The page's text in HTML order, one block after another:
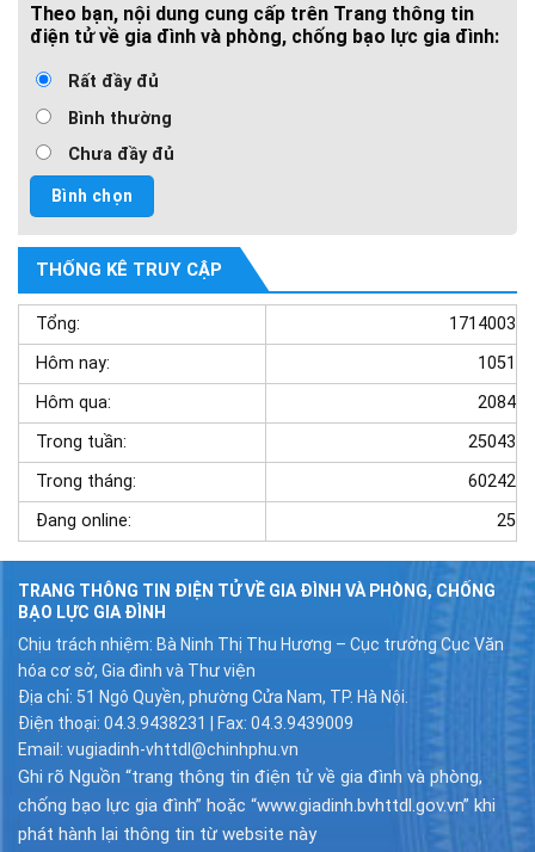
Theo bạn, nội dung cung cấp trên Trang thông tin
điện tử về gia đình và phòng, chống bạo lực gia đình:
Rất đầy đủ
Bình thường
Chưa đầy đủ
THỐNG KÊ TRUY CẬP
Tổng:
1714003
Hôm nay:
1051
Hôm qua:
2084
Trong tuần:
25043
Trong tháng:
60242
Đang online:
25
TRANG THÔNG TIN ĐIỆN TỬ VỀ GIA ĐÌNH VÀ PHÒNG, CHỐNG
BẠO LỰC GIA ĐÌNH
Chịu trách nhiệm: Bà Ninh Thị Thu Hương – Cục trưởng Cục Văn
hóa cơ sở, Gia đình và Thư viện
Địa chỉ: 51 Ngô Quyền, phường Cửa Nam, TP. Hà Nội.
Điện thoại: 04.3.9438231 | Fax: 04.3.9439009
Email: vugiadinh-vhttdl@chinhphu.vn
Ghi rõ Nguồn “trang thông tin điện tử về gia đình và phòng,
chống bạo lực gia đình” hoặc “www.giadinh.bvhttdl.gov.vn” khi
phát hành lại thông tin từ website này